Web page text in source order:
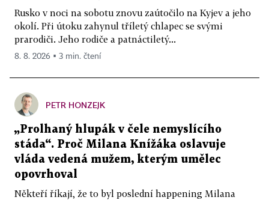
Rusko v noci na sobotu znovu zaútočilo na Kyjev a jeho
okolí. Při útoku zahynul tříletý chlapec se svými
prarodiči. Jeho rodiče a patnáctiletý...
8. 8. 2026 ▪ 3 min. čtení
PETR HONZEJK
„Prolhaný hlupák v čele nemyslícího
stáda“. Proč Milana Knížáka oslavuje
vláda vedená mužem, kterým umělec
opovrhoval
Někteří říkají, že to byl poslední happening Milana